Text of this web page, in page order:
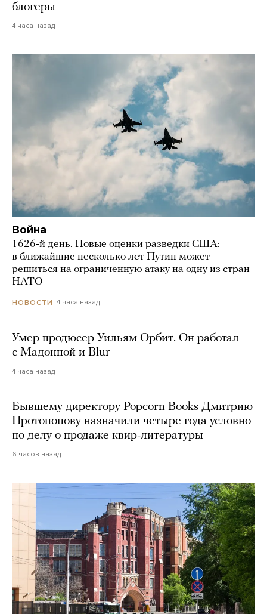
блогеры
4 часа назад
Война
1626-й день. Новые оценки разведки США:
в ближайшие несколько лет Путин может
решиться на ограниченную атаку на одну из стран
НАТО
НОВОСТИ 4 часа назад
Умер продюсер Уильям Орбит. Он работал
с Мадонной и Blur
4 часа назад
Бывшему директору Popcorn Books Дмитрию
Протопопову назначили четыре года условно
по делу о продаже квир-литературы
6 часов назад